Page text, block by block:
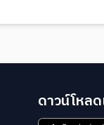
ดาวน์โหล